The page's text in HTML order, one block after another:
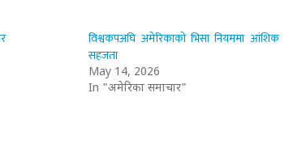
विश्वकपअघि अमेरिकाको भिसा नियममा आंशिक
सहजता
May 14, 2026
In "अमेरिका समाचार"